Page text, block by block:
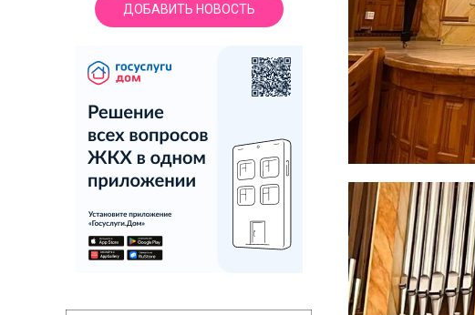
ДОБАВИТЬ НОВОСТЬ